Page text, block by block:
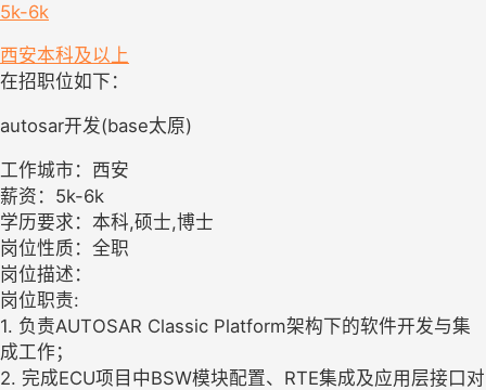
5k-6k
西安本科及以上
在招职位如下：
autosar开发(base太原)
工作城市：西安
薪资：5k-6k
学历要求：本科,硕士,博士
岗位性质：全职
岗位描述：
岗位职责:
1. 负责AUTOSAR Classic Platform架构下的软件开发与集
成工作；
2. 完成ECU项目中BSW模块配置、RTE集成及应用层接口对